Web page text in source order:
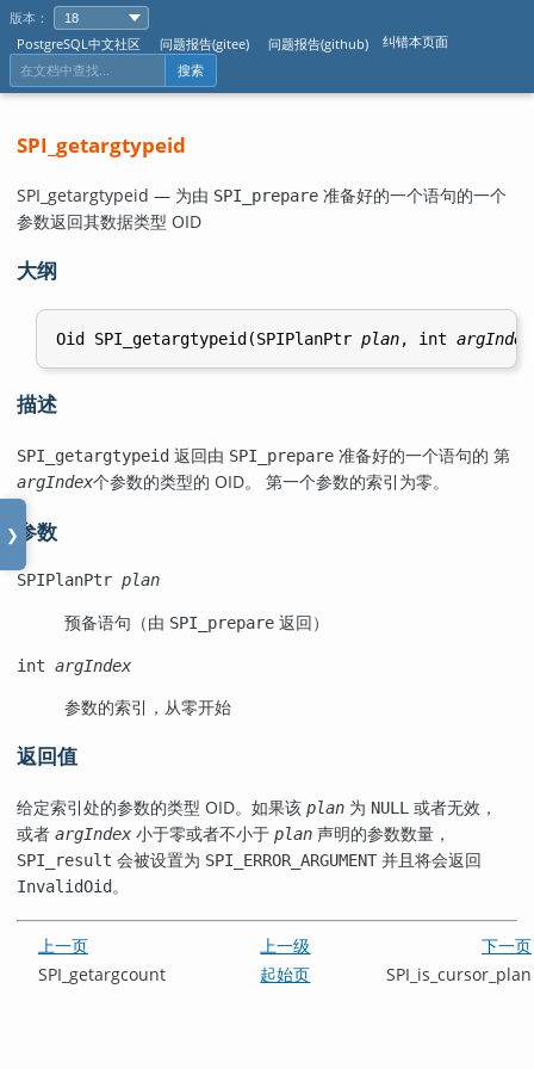
版本：
PostgreSQL中文社区
问题报告(gitee) 问题报告(github) 纠错本页面
搜索
❯
SPI_getargtypeid
SPI_getargtypeid — 为由 SPI_prepare 准备好的一个语句的一个
参数返回其数据类型 OID
大纲
Oid SPI_getargtypeid(SPIPlanPtr plan, int argIndex
描述
SPI_getargtypeid 返回由 SPI_prepare 准备好的一个语句的 第
argIndex个参数的类型的 OID。 第一个参数的索引为零。
参数
SPIPlanPtr plan
预备语句（由 SPI_prepare 返回）
int argIndex
参数的索引，从零开始
返回值
给定索引处的参数的类型 OID。如果该 plan 为 NULL 或者无效，
或者 argIndex 小于零或者不小于 plan 声明的参数数量，
SPI_result 会被设置为 SPI_ERROR_ARGUMENT 并且将会返回
InvalidOid。
上一页 上一级
下一页
SPI_getargcount
起始页 SPI_is_cursor_plan